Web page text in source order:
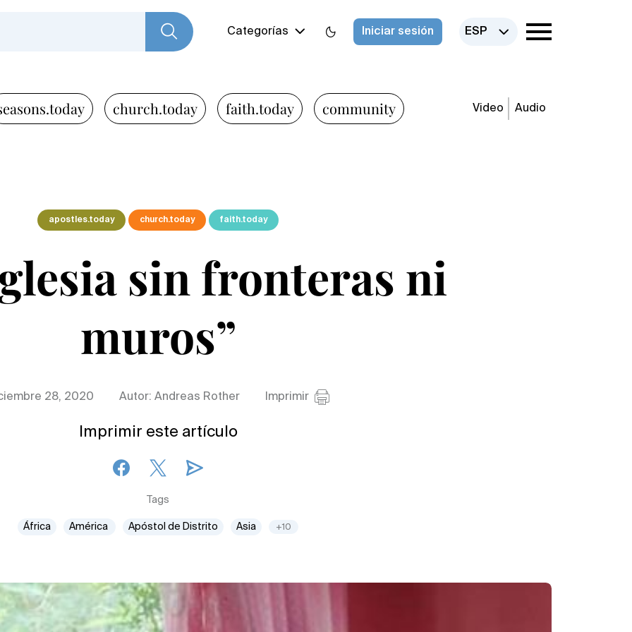
Categorías Iniciar sesión ESP
church.today faith.today community Video Audio
apostles.today church.today faith.today
sin fronteras ni
muros”
28, 2020 Autor: Andreas Rother Imprimir
Imprimir este artículo
Tags
África América Apóstol de Distrito Asia +10